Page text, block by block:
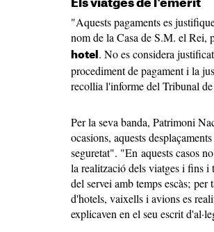
Els viatges de l'emèrit
"Aquests pagaments es
nom de la Casa de S.M. el Rei,
hotel . No es considera
procediment de pagament i la
recollia l'informe del Tribunal
Per la seva banda, Patrimoni
ocasions, aquests
seguretat". "En aquests casos
la realització dels viatges i fins i
del servei amb temps escàs; per
d'hotels, vaixells i avions es
explicaven en el seu escrit